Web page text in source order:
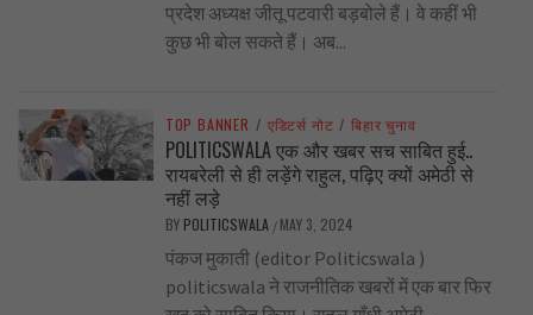
प्रदेश अध्यक्ष जीतू पटवारी बड़बोले हैं। वे कहीं भी
कुछ भी बोल सकते हैं। अब...
TOP BANNER / एडिटर्स नोट / बिहार चुनाव
POLITICSWALA एक और खबर सच साबित हुई..
रायबरेली से ही लड़ेंगे राहुल, पढ़िए क्यों अमेठी से
नहीं लड़े
BY POLITICSWALA / MAY 3, 2024
पंकज मुकाती (editor Politicswala )
politicswala ने राजनीतिक खबरों में एक बार फिर